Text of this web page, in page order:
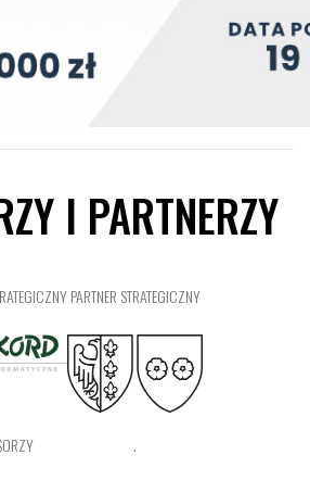
I PARTNERZY
PARTNER STRATEGICZNY
.